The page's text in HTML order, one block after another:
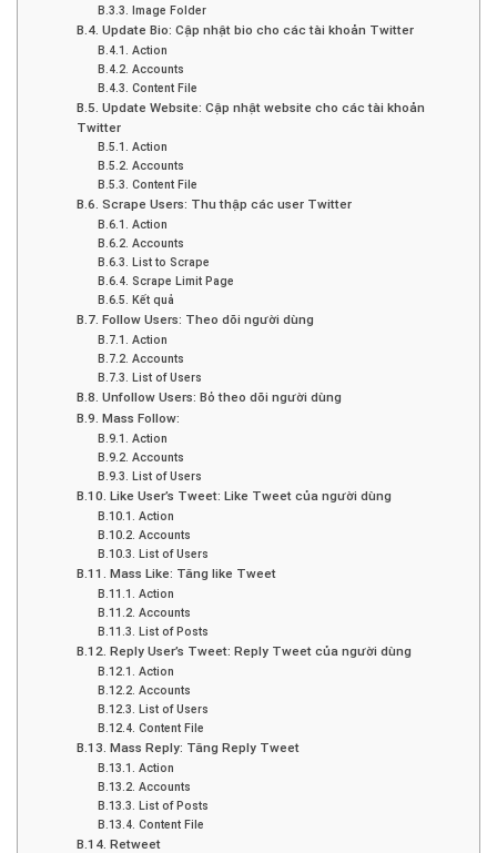
B.3.3. Image Folder
B.4. Update Bio: Cập nhật bio cho các tài khoản Twitter
B.4.1. Action
B.4.2. Accounts
B.4.3. Content File
B.5. Update Website: Cập nhật website cho các tài khoản
Twitter
B.5.1. Action
B.5.2. Accounts
B.5.3. Content File
B.6. Scrape Users: Thu thập các user Twitter
B.6.1. Action
B.6.2. Accounts
B.6.3. List to Scrape
B.6.4. Scrape Limit Page
B.6.5. Kết quả
B.7. Follow Users: Theo dõi người dùng
B.7.1. Action
B.7.2. Accounts
B.7.3. List of Users
B.8. Unfollow Users: Bỏ theo dõi người dùng
B.9. Mass Follow:
B.9.1. Action
B.9.2. Accounts
B.9.3. List of Users
B.10. Like User’s Tweet: Like Tweet của người dùng
B.10.1. Action
B.10.2. Accounts
B.10.3. List of Users
B.11. Mass Like: Tăng like Tweet
B.11.1. Action
B.11.2. Accounts
B.11.3. List of Posts
B.12. Reply User’s Tweet: Reply Tweet của người dùng
B.12.1. Action
B.12.2. Accounts
B.12.3. List of Users
B.12.4. Content File
B.13. Mass Reply: Tăng Reply Tweet
B.13.1. Action
B.13.2. Accounts
B.13.3. List of Posts
B.13.4. Content File
B.14. Retweet